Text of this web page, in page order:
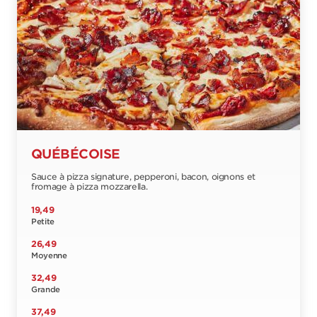
QUÉBÉCOISE
Sauce à pizza signature, pepperoni, bacon, oignons et
fromage à pizza mozzarella.
19,49
Petite
26,49
Moyenne
32,49
Grande
37,49